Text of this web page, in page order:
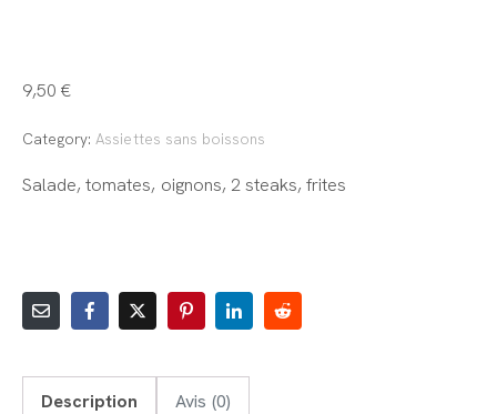
9,50€
Category: Assiettes sans boissons
Salade, tomates, oignons, 2 steaks, frites
Description Avis (0)